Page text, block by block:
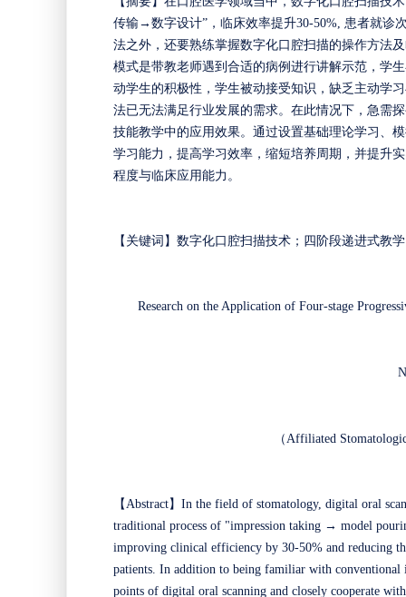
传输→数字设计”，临床效率提升30-50%, 患者就诊
法之外，还要熟练掌握数字化口腔扫描的操作方法
模式是带教老师遇到合适的病例进行讲解示范，学
动学生的积极性，学生被动接受知识，缺乏主动学
法已无法满足行业发展的需求。在此情况下，急需
技能教学中的应用效果。通过设置基础理论学习、
学习能力，提高学习效率，缩短培养周期，并提升
程度与临床应用能力。
【 关键词 】 数字化口腔扫描技术；四阶段递进式教
Research on the Application of Four-stage
（Affiliated
【Abstract】 In the field of stomatology, digital oral
traditional process of "impression taking → model
improving clinical efficiency by 30-50% and reducing
patients. In addition to being familiar with conventional
points of digital oral scanning and closely cooperate